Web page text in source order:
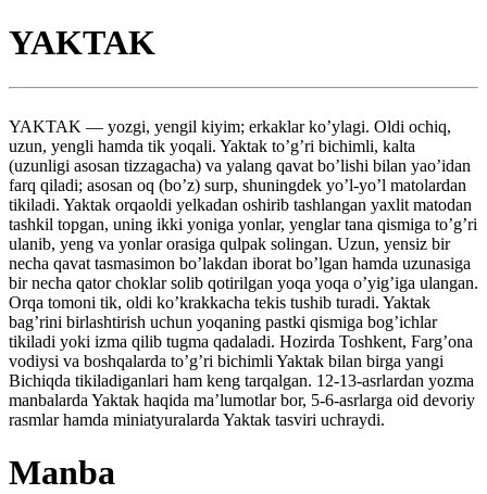
YAKTAK
YAKTAK — yozgi, yengil kiyim; erkaklar ko’ylagi. Oldi ochiq,
uzun, yengli hamda tik yoqali. Yaktak to’g’ri bichimli, kalta
(uzunligi asosan tizzagacha) va yalang qavat bo’lishi bilan yao’idan
farq qiladi; asosan oq (bo’z) surp, shuningdek yo’l-yo’l matolardan
tikiladi. Yaktak orqaoldi yelkadan oshirib tashlangan yaxlit matodan
tashkil topgan, uning ikki yoniga yonlar, yenglar tana qismiga to’g’ri
ulanib, yeng va yonlar orasiga qulpak solingan. Uzun, yensiz bir
necha qavat tasmasimon bo’lakdan iborat bo’lgan hamda uzunasiga
bir necha qator choklar solib qotirilgan yoqa yoqa o’yig’iga ulangan.
Orqa tomoni tik, oldi ko’krakkacha tekis tushib turadi. Yaktak
bag’rini birlashtirish uchun yoqaning pastki qismiga bog’ichlar
tikiladi yoki izma qilib tugma qadaladi. Hozirda Toshkent, Farg’ona
vodiysi va boshqalarda to’g’ri bichimli Yaktak bilan birga yangi
Bichiqda tikiladiganlari ham keng tarqalgan. 12-13-asrlardan yozma
manbalarda Yaktak haqida ma’lumotlar bor, 5-6-asrlarga oid devoriy
rasmlar hamda miniatyuralarda Yaktak tasviri uchraydi.
Manba